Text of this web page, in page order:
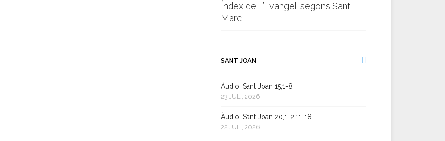
Índex de L’Evangeli segons Sant
Marc
SANT JOAN
Àudio: Sant Joan 15,1-8
23 JUL., 2026
Àudio: Sant Joan 20,1-2.11-18
22 JUL., 2026